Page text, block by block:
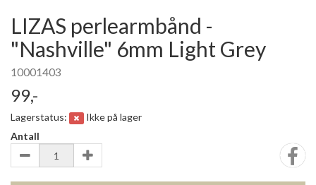
LIZAS perlearmbånd -
"Nashville" 6mm Light Grey
10001403
99,-
Lagerstatus:
Ikke på lager
Antall